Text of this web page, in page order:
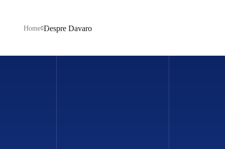
Home Despre Davaro